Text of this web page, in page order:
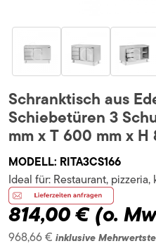
Schranktisch aus
Schiebetüren 3
mm x T 600 mm x H
MODELL: RITA3CS166
814,00 €(o.
968,66 € inklusive
Ideal für: Restaurant,